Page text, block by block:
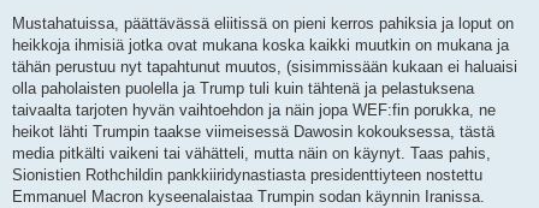
Mustahatuissa, päättävässä eliitissä on pieni kerros pahiksia ja loput on
heikkoja ihmisiä jotka ovat mukana koska kaikki muutkin on mukana ja
tähän perustuu nyt tapahtunut muutos, (sisimmissään kukaan ei haluaisi
olla paholaisten puolella ja Trump tuli kuin tähtenä ja pelastuksena
taivaalta tarjoten hyvän vaihtoehdon ja näin jopa WEF:fin porukka, ne
heikot lähti Trumpin taakse viimeisessä Dawosin kokouksessa, tästä
media pitkälti vaikeni tai vähätteli, mutta näin on käynyt. Taas pahis,
Sionistien Rothchildin pankkiiridynastiasta presidenttiyteen nostettu
Emmanuel Macron kyseenalaistaa Trumpin sodan käynnin Iranissa.